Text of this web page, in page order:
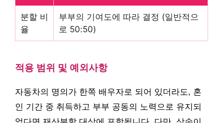
분할 비
율
부부의 기여도에 따라 결정 (일반적으
로 50:50)
적용 범위 및 예외사항
자동차의 명의가 한쪽 배우자로 되어 있더라도, 혼
인 기간 중 취득하고 부부 공동의 노력으로 유지되